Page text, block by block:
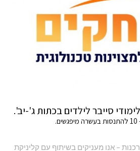
סייבר לילדים בכתות ג'-יב'.